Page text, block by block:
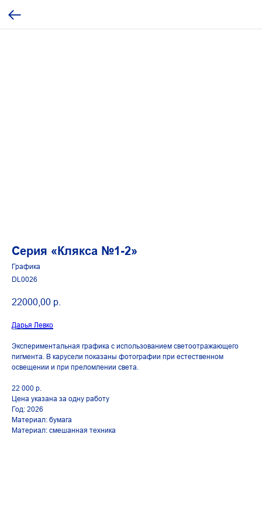
Серия «Клякса №1-2»
Графика
DL0026
22000,00 р.
Дарья Левко
Экспериментальная графика с использованием светоотражающего
пигмента. В карусели показаны фотографии при естественном
освещении и при преломлении света.
22 000 р.
Цена указана за одну работу
Год: 2026
Материал: бумага
Материал: смешанная техника